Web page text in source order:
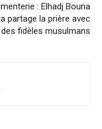
: Elhadj Bouna
partage la prière avec
des fidèles musulmans